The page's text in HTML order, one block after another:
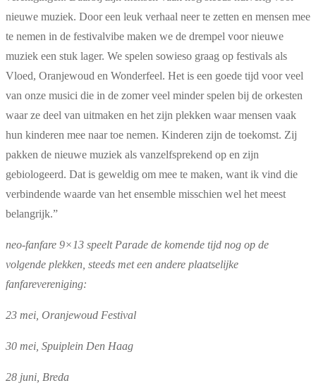
nieuwe muziek. Door een leuk verhaal neer te zetten en mensen mee
te nemen in de festivalvibe maken we de drempel voor nieuwe
muziek een stuk lager. We spelen sowieso graag op festivals als
Vloed, Oranjewoud en Wonderfeel. Het is een goede tijd voor veel
van onze musici die in de zomer veel minder spelen bij de orkesten
waar ze deel van uitmaken en het zijn plekken waar mensen vaak
hun kinderen mee naar toe nemen. Kinderen zijn de toekomst. Zij
pakken de nieuwe muziek als vanzelfsprekend op en zijn
gebiologeerd. Dat is geweldig om mee te maken, want ik vind die
verbindende waarde van het ensemble misschien wel het meest
belangrijk.”
neo-fanfare 9×13 speelt Parade de komende tijd nog op de
volgende plekken, steeds met een andere plaatselijke
fanfarevereniging:
23 mei, Oranjewoud Festival
30 mei, Spuiplein Den Haag
28 juni, Breda